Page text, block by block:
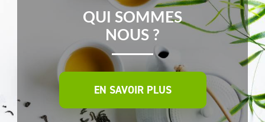
QUI SOMMES
NOUS ?
EN SAVOIR PLUS